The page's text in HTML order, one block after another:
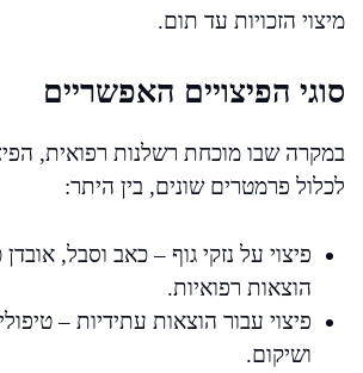
מיצוי הזכויות עד תום.
סוגי הפיצויים האפשריים
במקרה שבו מוכחת רשלנות רפואית,
לכלול פרמטרים שונים, בין היתר:
פיצוי על נזקי גוף – כאב וסבל,
הוצאות רפואיות.
פיצוי עבור הוצאות עתידיות –
ושיקום.